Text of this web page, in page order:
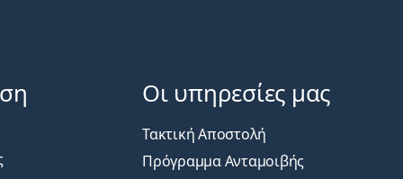
Οι υπηρεσίες μας
Τακτική Αποστολή
Πρόγραμμα Ανταμοιβής